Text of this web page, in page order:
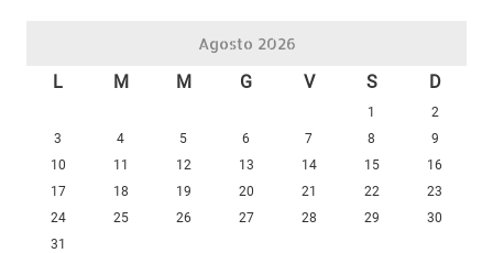
Agosto 2026
L M M G V S D
1
2
3
4 5 6 7 8
9
10
11 12 13 14 15
16
17
18 19 20 21 22
23
24
25 26 27 28 29
30
31